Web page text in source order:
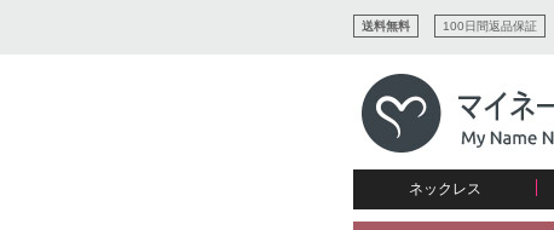
送料無料 100日間返品保証
ネックレス
すべてコレクションを見る
リング
愛を表すコレクション
ネームプレビュー
マザーズ